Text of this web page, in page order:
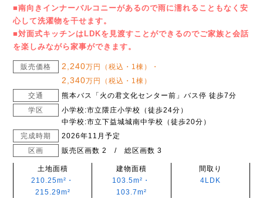
■南向きインナーバルコニーがあるので雨に濡れることもなく安
心して洗濯物を干せます。
■対面式キッチンはLDKを見渡すことができるのでご家族と会話
を楽しみながら家事ができます。
販売価格 2,240万円（税込・1棟）・
2,340万円（税込・1棟）
交通
熊本バス「火の君文化センター前」バス停 徒歩7分
学区
小学校:市立隈庄小学校（徒歩24分）
中学校:市立下益城城南中学校（徒歩20分）
完成時期
2026年11月予定
区画
販売区画数 2 / 総区画数 3
土地面積
210.25m²・
215.29m²
建物面積
103.5m²・
103.7m²
間取り
4LDK